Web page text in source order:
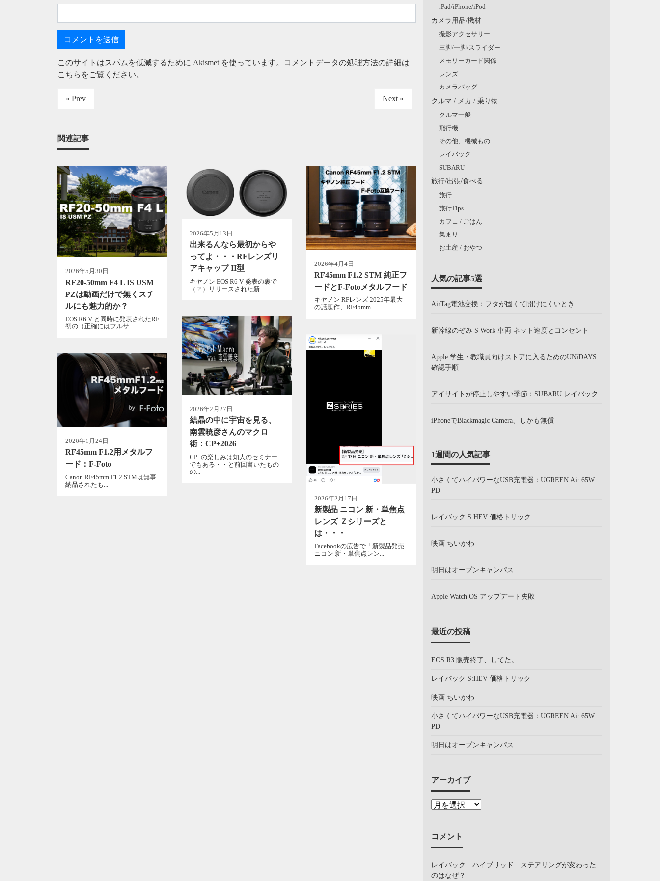
このサイトはスパムを低減するために Akismet を使っています。
コメントデータの処理方法の詳細は
こちらをご覧ください。
« Prev Next »
関連記事
2026年5月30日
RF20-50mm F4 L IS USM
PZは動画だけで無くスチ
ルにも魅力的か？
EOS R6 V と同時に発表されたRF
初の（正確にはフルサ...
2026年5月13日
出来るんなら最初からや
ってよ・・・RFレンズリ
アキャップ II型
キヤノン EOS R6 V 発表の裏で
（？）リリースされた新...
2026年4月4日
RF45mm F1.2 STM 純正フ
ードとF-Fotoメタルフード
キヤノン RFレンズ 2025年最大
の話題作、RF45mm ...
2026年2月27日
結晶の中に宇宙を見る、
南雲暁彦さんのマクロ
術：CP+2026
CP+の楽しみは知人のセミナー
でもある・・と前回書いたもの
の...
2026年2月17日
新製品 ニコン 新・単焦点
レンズ Ｚシリーズと
は・・・
Facebookの広告で「新製品発売
ニコン 新・単焦点レン...
2026年1月24日
RF45mm F1.2用メタルフ
ード：F-Foto
Canon RF45mm F1.2 STMは無事
納品されたも...
iPad/iPhone/iPod
カメラ用品/機材
撮影アクセサリー
三脚/一脚/スライダー
メモリーカード関係
レンズ
カメラバッグ
クルマ / メカ / 乗り物
クルマ一般
飛行機
その他、機械もの
レイバック
SUBARU
旅行/出張/食べる
旅行
旅行Tips
カフェ / ごはん
集まり
お土産 / おやつ
人気の記事5選
AirTag電池交換：フタが固くて開けにくいとき
新幹線のぞみ S Work 車両 ネット速度とコンセント
Apple 学生・教職員向けストアに入るためのUNiDAYS
確認手順
アイサイトが停止しやすい季節：SUBARU レイバック
iPhoneでBlackmagic Camera、しかも無償
1週間の人気記事
小さくてハイパワーなUSB充電器：UGREEN Air 65W
PD
レイバック S:HEV 価格トリック
映画 ちいかわ
明日はオープンキャンパス
Apple Watch OS アップデート失敗
最近の投稿
EOS R3 販売終了、してた。
レイバック S:HEV 価格トリック
映画 ちいかわ
小さくてハイパワーなUSB充電器：UGREEN Air 65W
PD
明日はオープンキャンパス
アーカイブ
コメント
レイバック ハイブリッド ステアリングが変わった
のはなぜ？